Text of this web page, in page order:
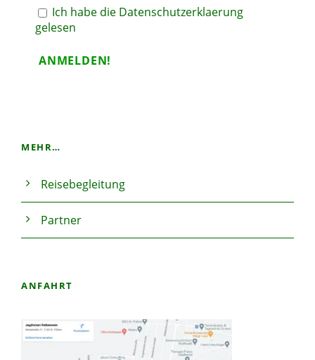
Ich habe die Datenschutzerklaerung
gelesen
MEHR…
Reisebegleitung
Partner
ANFAHRT